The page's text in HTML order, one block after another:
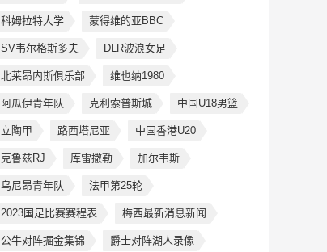
科姆拉特大学 蒙得维的亚BBC
SV韦尔格斯多夫 DLR波浪女足
北莱昂内斯俱乐部 维也纳1980
阿瓜伊青年队 克利索普斯城 中国U18男篮
立陶甲 路西塔尼亚 中国香港U20
克鲁兹RJ 库雷撒勒 加尔韦斯
乌尼昂青年队 法甲第25轮
2023国足比赛赛程表 梅西最新消息新闻
公牛对阵掘金集锦 爵士对阵湖人录像